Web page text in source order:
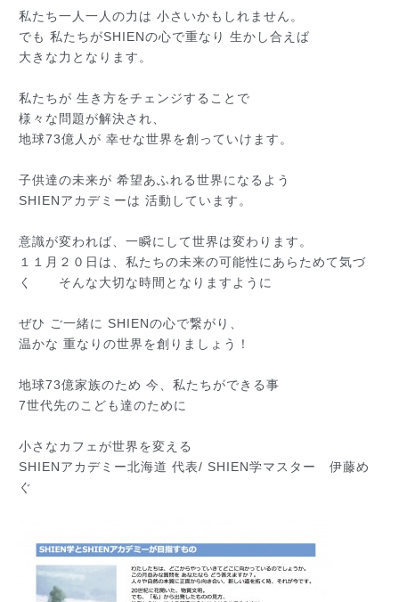
私たち一人一人の力は 小さいかもしれません。
でも 私たちがSHIENの心で重なり 生かし合えば
大きな力となります。
私たちが 生き方をチェンジすることで
様々な問題が解決され、
地球73億人が 幸せな世界を創っていけます。
子供達の未来が 希望あふれる世界になるよう
SHIENアカデミーは 活動しています。
意識が変われば、一瞬にして世界は変わります。
１１月２０日は、私たちの未来の可能性にあらためて気づ
く そんな大切な時間となりますように
ぜひ ご一緒に SHIENの心で繋がり、
温かな 重なりの世界を創りましょう！
地球73億家族のため 今、私たちができる事
7世代先のこども達のために
小さなカフェが世界を変える
SHIENアカデミー北海道 代表/ SHIEN学マスター 伊藤め
ぐ